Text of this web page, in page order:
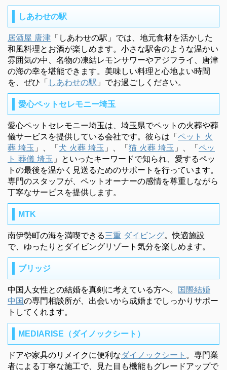
しあわせの駅
居酒屋 唐津 「しあわせの駅」では、地元食材を活かした
和風料理とお酒が楽しめます。小さな駅舎のような温かい
雰囲気の中、名物の凍結レモンサワーやアジフライ、唐津
の海の幸を堪能できます。美味しい料理と心地よい時間
を、ぜひ「 しあわせの駅 」でお過ごしください。
愛心ペットセレモニー埼玉
愛心ペットセレモニー埼玉は、埼玉県でペットの火葬や葬
儀サービスを提供している会社です。彼らは「ペット 火
葬 埼玉 」、「犬 火葬 埼玉 」、「猫 火葬 埼玉 」、「ペッ
ト 葬儀 埼玉 」といったキーワードで知られ、愛するペッ
トの最後を温かく見送るためのサポートを行っています。
専門のスタッフが、ペットオーナーの感情を尊重しながら
丁寧なサービスを提供します。
MTK
南伊勢町の海を満喫できる三重 ダイビング。快適施設
で、ゆったりとダイビングリゾート気分を楽しめます。
ブリッジ
中国人女性との結婚を真剣に考えている方へ。 国際結婚
中国の専門相談所が、出会いから成婚までしっかりサポー
トしてくれます。
MEDIARISE（ダイノックシート）
ドアや家具のリメイクに便利なダイノックシート 。専門業
者による丁寧な施工で、見た目も機能もグレードアップで